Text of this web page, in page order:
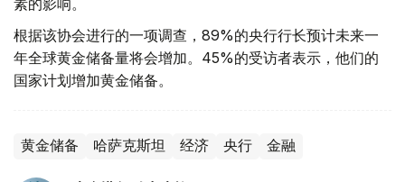
素的影响。
根据该协会进行的一项调查，89%的央行行长预计未来一
年全球黄金储备量将会增加。45%的受访者表示，他们的
国家计划增加黄金储备。
黄金储备 哈萨克斯坦 经济 央行 金融